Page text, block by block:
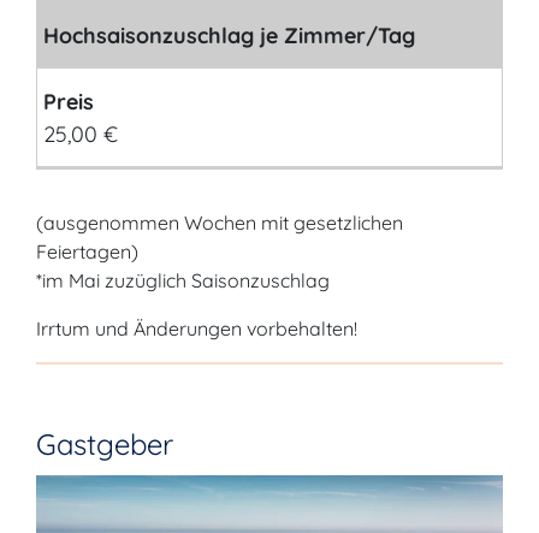
Hochsaisonzuschlag je Zimmer/Tag
Preis
25,00 €
(ausgenommen Wochen mit gesetzlichen
Feiertagen)
*im Mai zuzüglich Saisonzuschlag
Irrtum und Änderungen vorbehalten!
Gastgeber